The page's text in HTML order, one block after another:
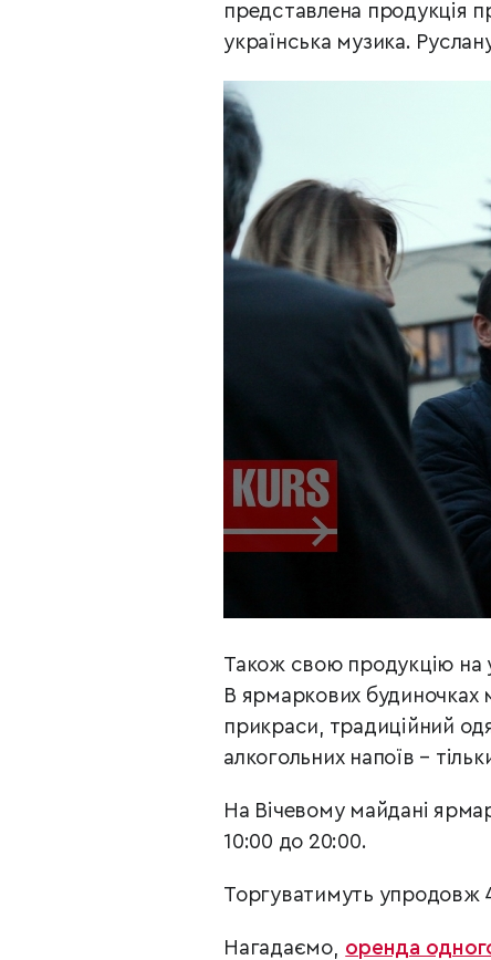
представлена продукція
українська музика.
Також свою продукцію на
В ярмаркових будиночках
прикраси, традиційний
алкогольних напоїв –
На Вічевому майдані
10:00 до 20:00.
Торгуватимуть упродовж
Нагадаємо, оренда